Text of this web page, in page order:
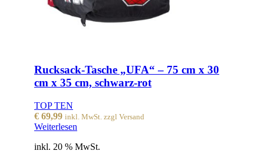
Rucksack-Tasche „UFA“ – 75 cm x 30
cm x 35 cm, schwarz-rot
TOP TEN
€ 69,99 inkl. MwSt. zzgl Versand
Weiterlesen
inkl. 20 % MwSt.